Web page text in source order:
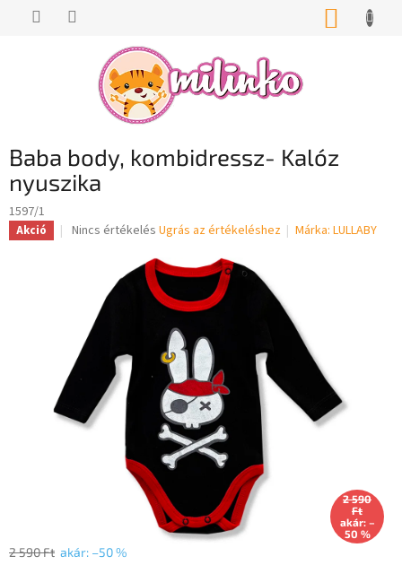
KOSÁR
Baba body, kombidressz- Kalóz
nyuszika
1597/1
Akció
A
értékelése
csillag.
Nincs értékelés Ugrás az értékeléshez Márka:LULLABY
2 590
Ft
akár: –
50 %
2 590 Ft akár: –50 %